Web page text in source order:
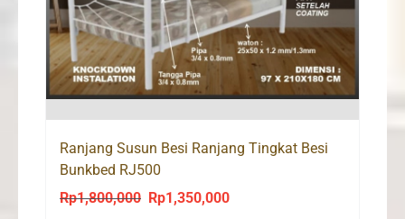
Ranjang Susun Besi Ranjang Tingkat Besi
Bunkbed RJ500
Rp1,800,000
Original
Rp1,350,000Current